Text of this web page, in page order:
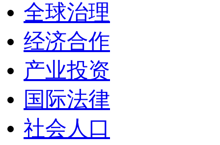
全球治理
经济合作
产业投资
国际法律
社会人口